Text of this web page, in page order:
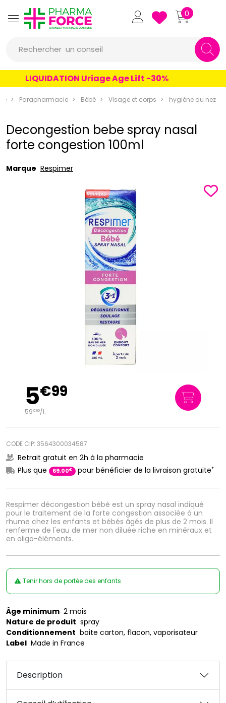
Pharmaforce Grande Pharmacie
0
Rechercher
une marque
un conseil
un produit
une marque
LIQUIDATION Uriage Age Lift -30%
Parapharmacie Bébé Visage et corps hygiène du nez
Decongestion bebe spray nasal
forte congestion 100ml
Marque Respimer
Respimer décongestion bébé est un spray nasal indiqué
pour le traitement de la forte congestion associée à un
rhume chez les enfants et bébés âgés de plus de 2 mois. Il
renferme de l'eau de mer non diluée riche en minéraux et
en oligo-éléments.
5€99
59€90/l.
CODE CIP: 3564300034587
Retrait gratuit en 2h à la pharmacie
Plus que
69,00€ pour bénéficier de la livraison gratuite*
Tenir hors de portée des enfants
Âge minimum 2 mois
Nature de produit spray
Conditionnement boite carton, flacon, vaporisateur
Label Made in France
Description